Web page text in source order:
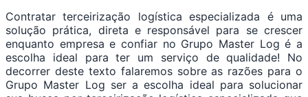
Contratar terceirização logística especializada é uma
solução prática, direta e responsável para se crescer
enquanto empresa e confiar no Grupo Master Log é a
escolha ideal para ter um serviço de qualidade! No
decorrer deste texto falaremos sobre as razões para o
Grupo Master Log ser a escolha ideal para solucionar